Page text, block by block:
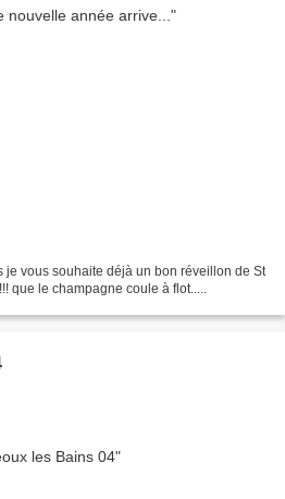
je vous souhaite déjà un bon réveillon de St
que le champagne coule à flot.....